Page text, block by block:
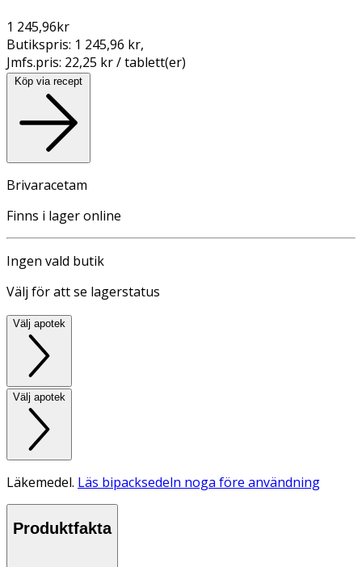
1 245,96kr
Butikspris: 1 245,96 kr,
Jmfs.pris: 22,25 kr / tablett(er)
Köp via recept
Brivaracetam
Finns i lager online
Ingen vald butik
Välj för att se lagerstatus
Välj apotek
Välj apotek
Läkemedel. Läs bipacksedeln noga före användning
Produktfakta